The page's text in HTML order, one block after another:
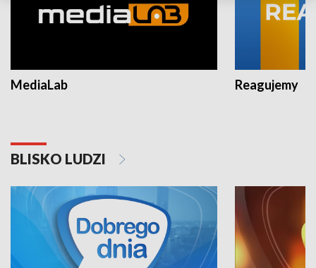
MediaLab Reagujemy
BLISKO LUDZI